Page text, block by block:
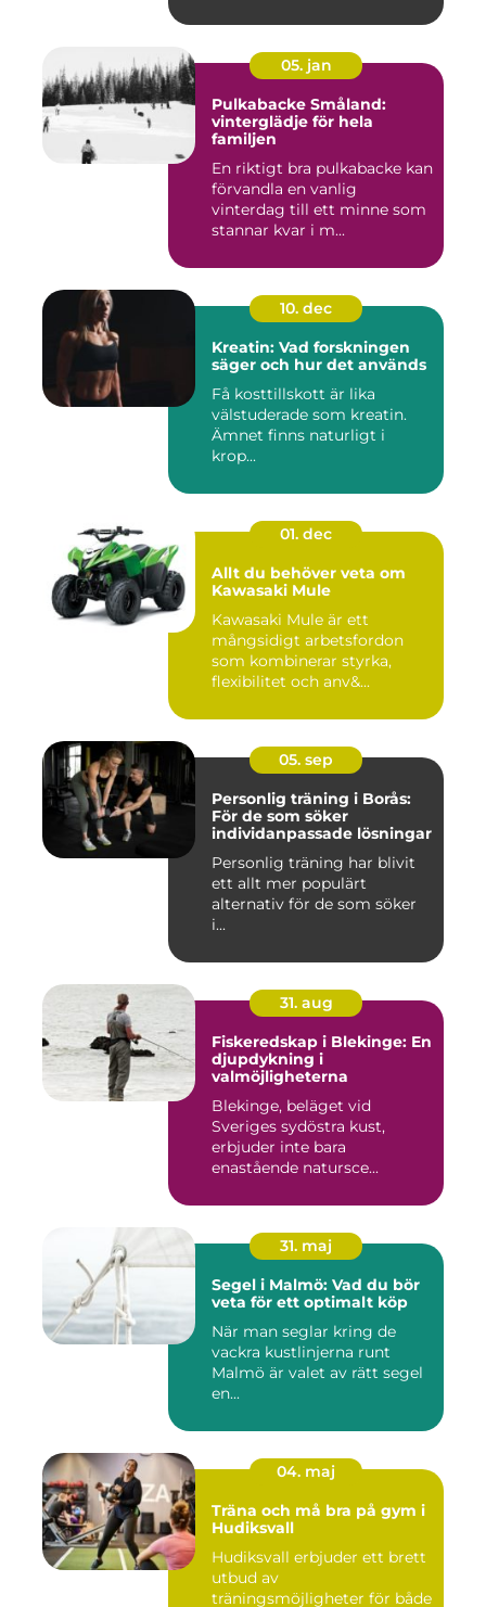
05. jan
Pulkabacke Småland:
vinterglädje för hela
familjen
En riktigt bra pulkabacke kan
förvandla en vanlig
vinterdag till ett minne som
stannar kvar i m...
10. dec
Kreatin: Vad forskningen
säger och hur det används
Få kosttillskott är lika
välstuderade som kreatin.
Ämnet finns naturligt i
krop...
01. dec
Allt du behöver veta om
Kawasaki Mule
Kawasaki Mule är ett
mångsidigt arbetsfordon
som kombinerar styrka,
flexibilitet och anv&...
05. sep
Personlig träning i Borås:
För de som söker
individanpassade lösningar
Personlig träning har blivit
ett allt mer populärt
alternativ för de som söker
i...
31. aug
Fiskeredskap i Blekinge: En
djupdykning i
valmöjligheterna
Blekinge, beläget vid
Sveriges sydöstra kust,
erbjuder inte bara
enastående natursce...
31. maj
Segel i Malmö: Vad du bör
veta för ett optimalt köp
När man seglar kring de
vackra kustlinjerna runt
Malmö är valet av rätt segel
en...
04. maj
Träna och må bra på gym i
Hudiksvall
Hudiksvall erbjuder ett brett
utbud av
träningsmöjligheter för både